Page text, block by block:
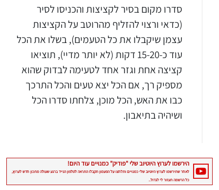
סדרו מקום בסיר לקציצות והכניסו לסיר
(כדאי ורצוי להזליף מהרוטב על הקציצות
עצמן שיקבלו את כל הטעמים), בשלו את הכל
עוד כ-15-20 דקות (לא יותר מדיי), תוציאו
קציצה אחת וגזר אחד לטעימה לבדוק שהוא
מספיק רך, אם הכל יצא טעים והכל התרכך
כבו את האש, הכל מוכן, צלחתו סדרו הכל
ושיהיה בתיאבון.